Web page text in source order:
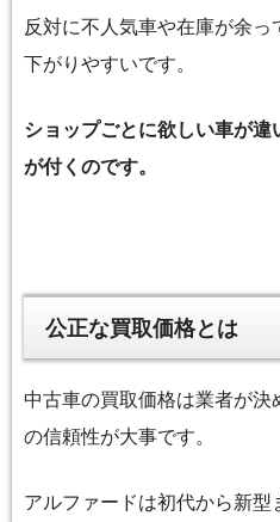
反対に不人気車や在庫が余
下がりやすいです。
ショップごとに欲しい車が
が付くのです。
公正な買取価格とは
中古車の買取価格は業者が
の信頼性が大事です。
アルファードは初代から新型